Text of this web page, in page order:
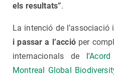
els resultats”.
La intenció de
i passar a l’accióper
internacionals de l'
Montreal Global